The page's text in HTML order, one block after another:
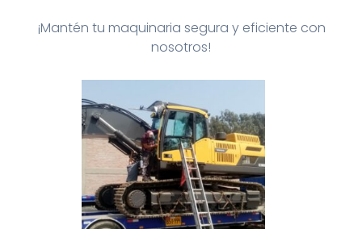
¡Mantén tu maquinaria segura y eficiente con
nosotros!